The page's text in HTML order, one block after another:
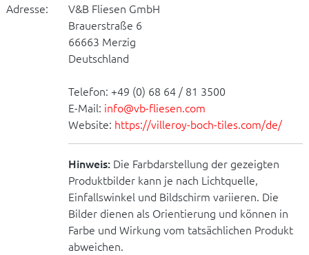
Adresse:
V&B Fliesen GmbH
Brauerstraße 6
66663 Merzig
Deutschland
Telefon: +49 (0) 68 64 / 81 3500
E-Mail: info@vb-fliesen.com
Website: https://villeroy-boch-tiles.com/de/
Hinweis: Die Farbdarstellung der gezeigten
Produktbilder kann je nach Lichtquelle,
Einfallswinkel und Bildschirm variieren. Die
Bilder dienen als Orientierung und können in
Farbe und Wirkung vom tatsächlichen Produkt
abweichen.